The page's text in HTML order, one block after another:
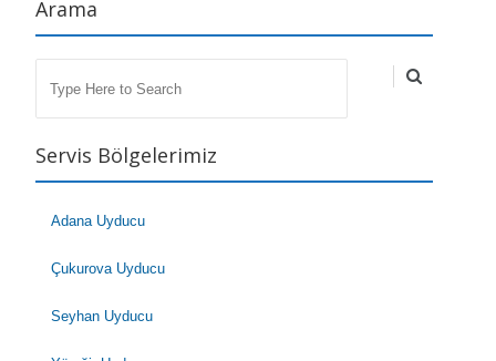
Arama
Search
Servis Bölgelerimiz
Adana Uyducu
Çukurova Uyducu
Seyhan Uyducu